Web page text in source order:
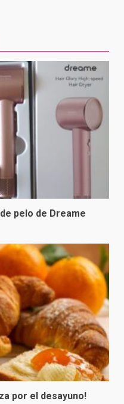
pelo de Dreame
por el desayuno!